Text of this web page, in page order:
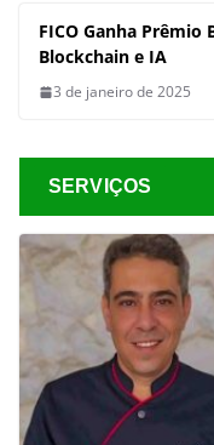
FICO Ganha Prêmio
Blockchain e IA
3 de janeiro de 2025
SERVIÇOS